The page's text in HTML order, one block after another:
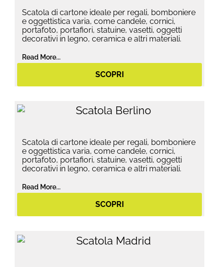
Scatola di cartone ideale per regali, bomboniere
e oggettistica varia, come candele, cornici,
portafoto, portafiori, statuine, vasetti, oggetti
decorativi in legno, ceramica e altri materiali.
Read More...
SCOPRI
Scatola di cartone ideale per regali, bomboniere
e oggettistica varia, come candele, cornici,
portafoto, portafiori, statuine, vasetti, oggetti
decorativi in legno, ceramica e altri materiali.
Read More...
SCOPRI